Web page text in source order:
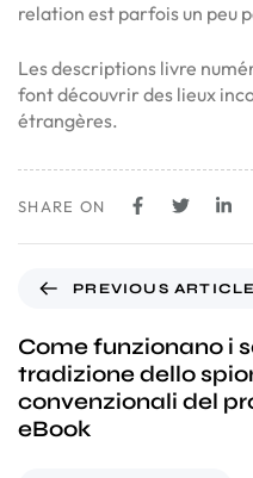
relation est parfois un peu
Les descriptions livre
font découvrir des lieux
étrangères.
SHARE ON
PREVIOUS ARTICLE
Come funzionano i
tradizione dello
convenzionali del
eBook